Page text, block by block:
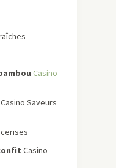
Casino
Casino Saveurs
Casino